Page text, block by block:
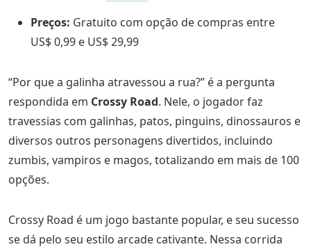
Preços: Gratuito com opção de compras entre
US$ 0,99 e US$ 29,99
“Por que a galinha atravessou a rua?” é a pergunta
respondida em Crossy Road. Nele, o jogador faz
travessias com galinhas, patos, pinguins, dinossauros e
diversos outros personagens divertidos, incluindo
zumbis, vampiros e magos, totalizando em mais de 100
opções.
Crossy Road é um jogo bastante popular, e seu sucesso
se dá pelo seu estilo arcade cativante. Nessa corrida